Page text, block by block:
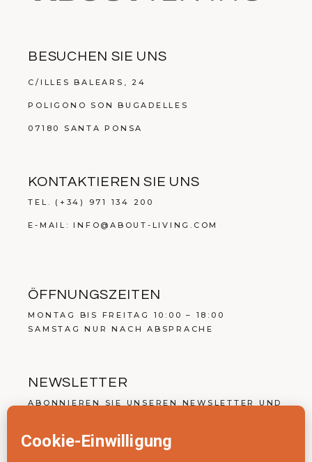
BESUCHEN SIE UNS
C/ILLES BALEARS, 24
POLIGONO SON BUGADELLES
07180 SANTA PONSA
KONTAKTIEREN SIE UNS
TEL. (+34) 971 134 200
E-MAIL:INFO@ABOUT-LIVING.COM
ÖFFNUNGSZEITEN
MONTAG BIS FREITAG 10:00 – 18:00
SAMSTAG NUR NACH ABSPRACHE
NEWSLETTER
ABONNIEREN SIE UNSEREN NEWSLETTER UND